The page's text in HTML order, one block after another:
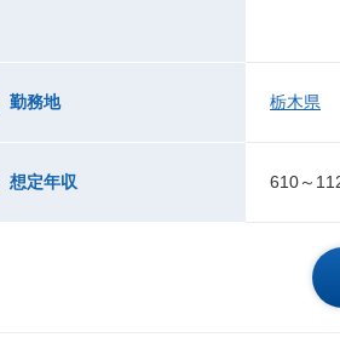
勤務地 栃木県
想定年収 610～